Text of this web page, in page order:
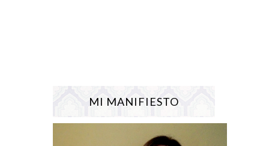
MI MANIFIESTO